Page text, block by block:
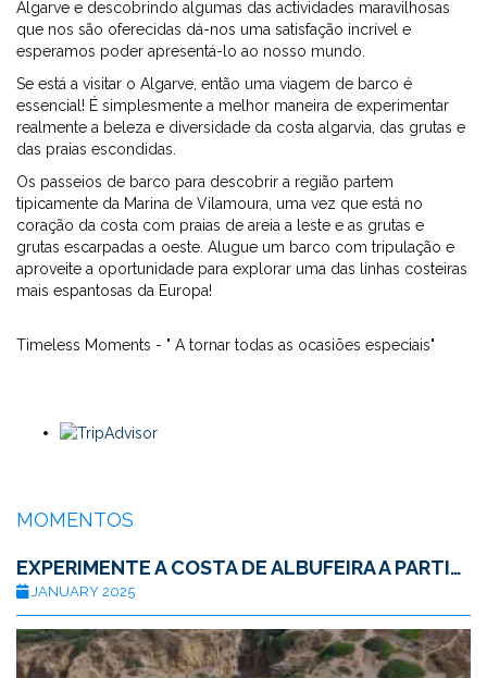
Algarve e descobrindo algumas das actividades maravilhosas
que nos são oferecidas dá-nos uma satisfação incrível e
esperamos poder apresentá-lo ao nosso mundo.
Se está a visitar o Algarve, então uma viagem de barco é
essencial! É simplesmente a melhor maneira de experimentar
realmente a beleza e diversidade da costa algarvia, das grutas e
das praias escondidas.
Os passeios de barco para descobrir a região partem
tipicamente da Marina de Vilamoura, uma vez que está no
coração da costa com praias de areia a leste e as grutas e
grutas escarpadas a oeste. Alugue um barco com tripulação e
aproveite a oportunidade para explorar uma das linhas costeiras
mais espantosas da Europa!
Timeless Moments - " A tornar todas as ocasiões especiais"
MOMENTOS
EXPERIMENTE A COSTA DE ALBUFEIRA A PARTIR DE UM IATE DE LUXO
JANUARY 2025